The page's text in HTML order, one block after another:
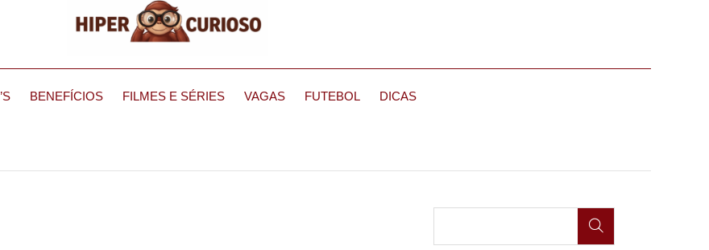
BENEFÍCIOS FILMES E SÉRIES VAGAS FUTEBOL DICAS